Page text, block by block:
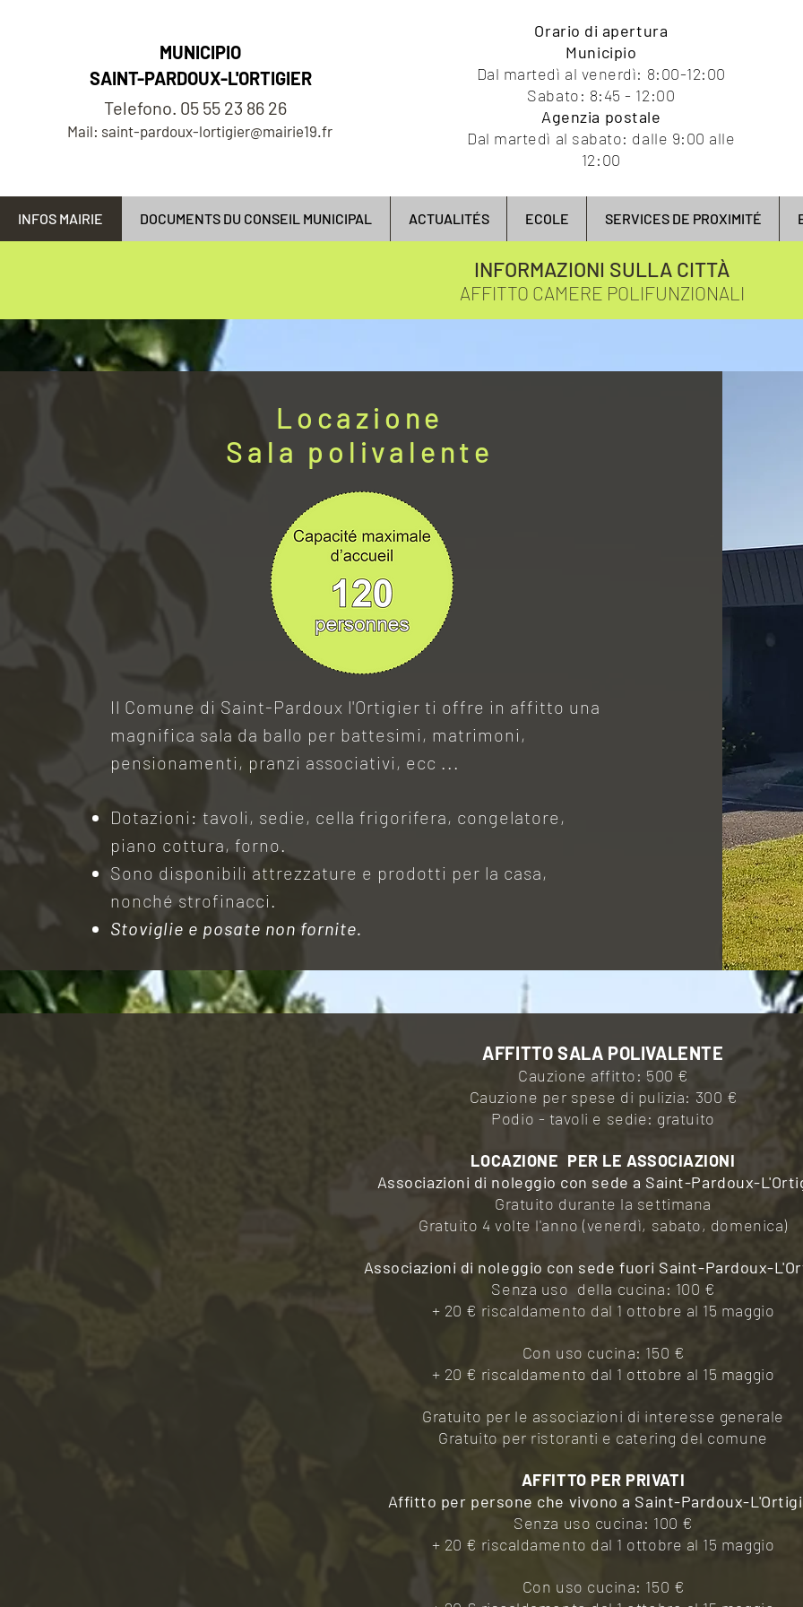
MUNICIPIO
SAINT-PARDOUX-L'ORTIGIER
Telefono. 05 55 23 86 26
Mail: saint-pardoux-lortigier@mairie19.fr
Orario di apertura
Municipio
Dal martedì al venerdì: 8:00-12:00
Sabato: 8:45 - 12:00
Agenzia postale
Dal martedì al sabato: dalle 9:00 alle
12:00
INFORMAZIONI SULLA CITTÀ
AFFITTO CAMERE POLIFUNZIONALI
Locazione
Sala polivalente
Il Comune di Saint-Pardoux l'Ortigier ti offre in affitto una
magnifica sala da ballo per battesimi, matrimoni,
pensionamenti, pranzi associativi, ecc ...
Dotazioni: tavoli, sedie, cella frigorifera, congelatore,
piano cottura, forno.
Sono disponibili attrezzature e prodotti per la casa,
nonché strofinacci.
Stoviglie e posate non fornite.
AFFITTO SALA POLIVALENTE
Cauzione affitto: 500 €
Cauzione per spese di pulizia: 300 €
Podio - tavoli e sedie: gratuito
LOCAZIONE PER LE ASSOCIAZIONI
Associazioni di noleggio con sede a Saint-Pardoux-
Gratuito durante la settimana
Gratuito 4 volte l'anno (venerdì, sabato, domenica)
Associazioni di noleggio con sede fuori Saint-Pardoux-
Senza uso della cucina: 100 €
+ 20 € riscaldamento dal 1 ottobre al 15 maggio
Con uso cucina: 150 €
+ 20 € riscaldamento dal 1 ottobre al 15 maggio
Gratuito per le associazioni di interesse generale
Gratuito per ristoranti e catering del comune
AFFITTO PER PRIVATI
Affitto per persone che vivono a Saint-Pardoux-
Senza uso cucina: 100 €
+ 20 € riscaldamento dal 1 ottobre al 15 maggio
Con uso cucina: 150 €
INFOS MAIRIE DOCUMENTS DU CONSEIL MUNICIPAL ACTUALITÉS ECOLE SERVICES DE PROXIMITÉ